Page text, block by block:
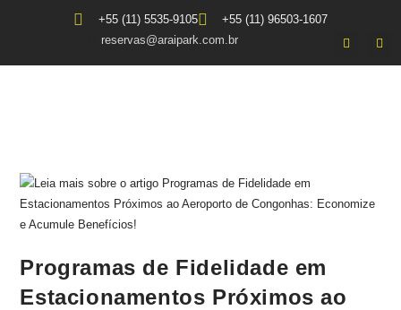
+55 (11) 5535-9105
+55 (11) 96503-1607
reservas@araipark.com.br
Programas de Fidelidade em
Estacionamentos Próximos ao